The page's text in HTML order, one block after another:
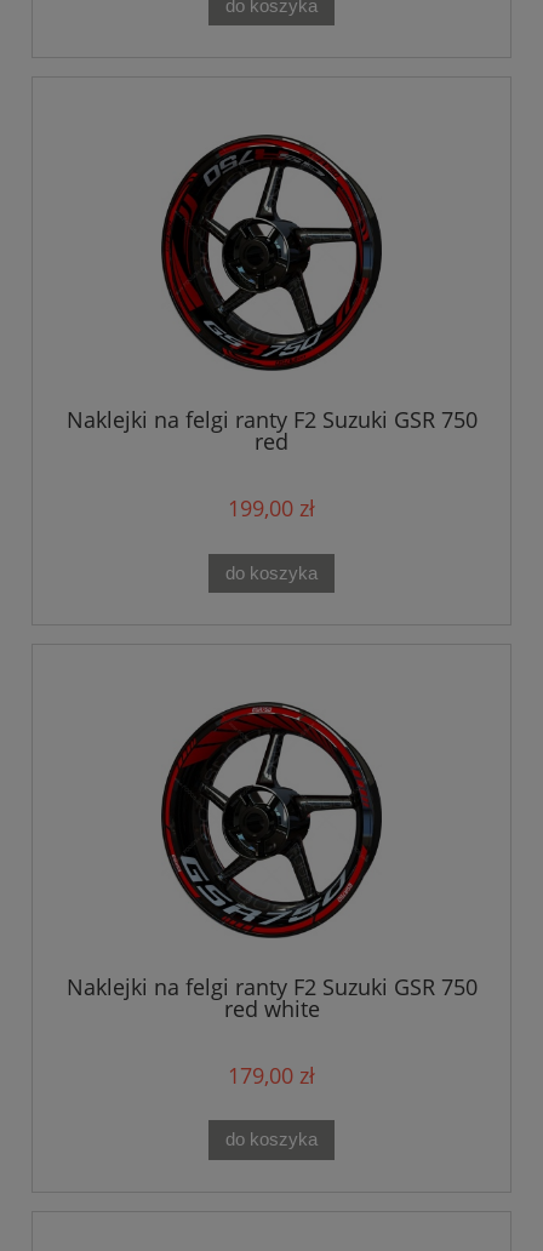
do koszyka
Naklejki na felgi ranty F2 Suzuki GSR 750
red
199,00 zł
do koszyka
Naklejki na felgi ranty F2 Suzuki GSR 750
red white
179,00 zł
do koszyka